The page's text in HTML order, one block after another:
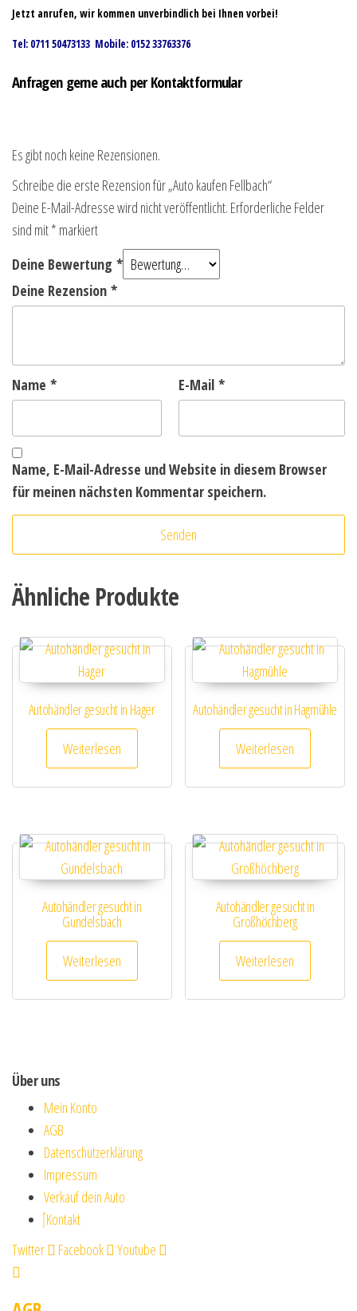
Jetzt anrufen, wir kommen unverbindlich bei Ihnen vorbei!
Tel: 0711 50473133 Mobile: 0152 33763376
Anfragen gerne auch per Kontaktformular
Es gibt noch keine Rezensionen.
Schreibe die erste Rezension für „Auto kaufen Fellbach“
Deine E-Mail-Adresse wird nicht veröffentlicht. Erforderliche Felder
sind mit* markiert
Deine Bewertung *
Deine Rezension *
Name * E-Mail *
Name, E-Mail-Adresse und Website in diesem Browser
für meinen nächsten Kommentar speichern.
Ähnliche Produkte
Autohändler gesucht in Hager
Weiterlesen
Autohändler gesucht in Hagmühle
Weiterlesen
Autohändler gesucht in
Gundelsbach
Weiterlesen
Autohändler gesucht in
Großhöchberg
Weiterlesen
Über uns
Mein Konto
AGB
Datenschutzerklärung
Impressum
Verkauf dein Auto
Kontakt
Twitter
Facebook Youtube